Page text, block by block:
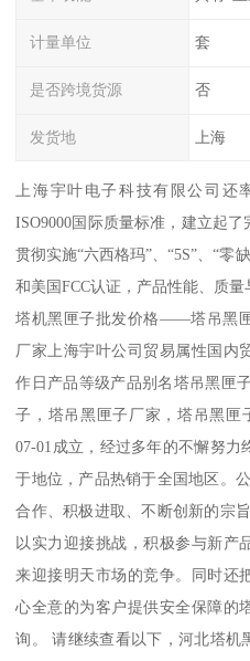
计量单位 套
是否跨境货源 否
发货地 上海
上海宇叶电子科技有限公司还
ISO9000国际质量标准，建立起
贯彻实施“六西格玛”、“5S”、“零
和美国FCC认证，产品性能、质量
塔机黑匣子批发价格——塔吊黑
厂家上海宇叶公司贸易属性国内
作日产品等级产品别名塔吊黑匣
子，塔吊黑匣子厂家，塔吊黑匣
07-01成立，经过多年的不懈努
于地位，产品热销于全国地区。
合作、积极进取、不断创新的宗
以实力迎接挑战，积极参与新产
来迎接明天市场的竞争。同时还
心全意的为客户提供安全保障的
询。 请继续查看以下，河北塔机